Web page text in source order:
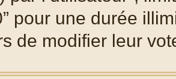
pour une durée
de modifier leur